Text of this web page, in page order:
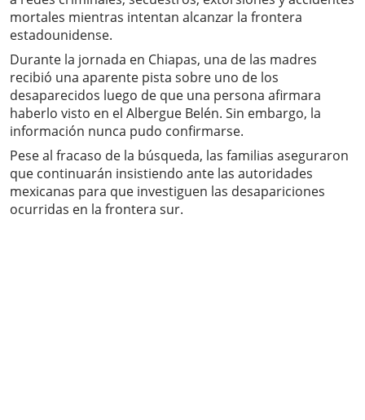
mortales mientras intentan alcanzar la frontera
estadounidense.
Durante la jornada en Chiapas, una de las madres
recibió una aparente pista sobre uno de los
desaparecidos luego de que una persona afirmara
haberlo visto en el Albergue Belén. Sin embargo, la
información nunca pudo confirmarse.
Pese al fracaso de la búsqueda, las familias aseguraron
que continuarán insistiendo ante las autoridades
mexicanas para que investiguen las desapariciones
ocurridas en la frontera sur.